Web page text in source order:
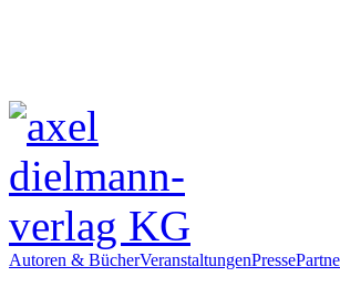
Autoren & BücherVeranstaltungenPresse